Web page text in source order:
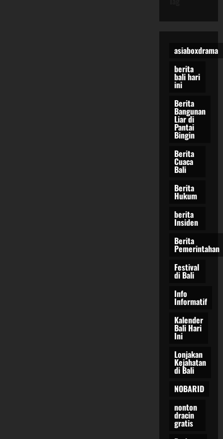
asiaboxdrama
berita
bali hari
ini
Berita
Bangunan
Liar di
Pantai
Bingin
Berita
Cuaca
Bali
Berita
Hukum
berita
Insiden
Berita
Pemerintahan
Festival
di Bali
Info
Informatif
Kalender
Bali Hari
Ini
Lonjakan
Kejahatan
di Bali
NOBARID
nonton
dracin
gratis